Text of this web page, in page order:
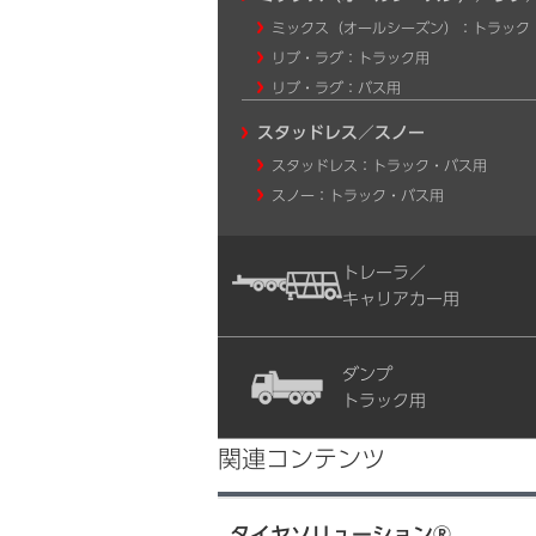
ミックス（オールシーズン）：トラック
リブ・ラグ：トラック用
リブ・ラグ：バス用
スタッドレス／スノー
スタッドレス：トラック・バス用
スノー：トラック・バス用
トレーラ／
キャリアカー用
ダンプ
トラック用
関連コンテンツ